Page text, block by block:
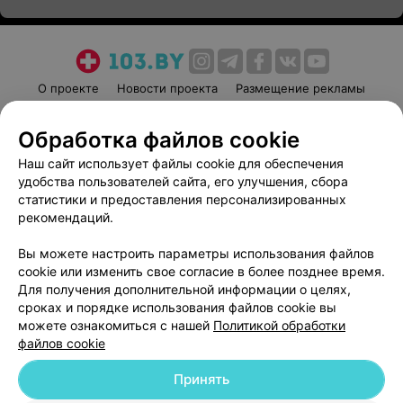
О проекте Новости проекта
Размещение рекламы
Пользовательское соглашение
Способы оплаты
Вакансии
Партнеры
Написать руководителю 103.by
Обработка персональных данных
© 2026 ООО «Артокс Лаб», УНП 191700409
| 220012, Республика Беларусь,
Обработка файлов cookie
Наш сайт использует файлы cookie для обеспечения
удобства пользователей сайта, его улучшения, сбора
статистики и предоставления персонализированных
рекомендаций.
Вы можете настроить параметры использования файлов
cookie или изменить свое согласие в более позднее время.
Для получения дополнительной информации о целях,
сроках и порядке использования файлов cookie вы
можете ознакомиться с нашей Политикой обработки
файлов cookie
Принять